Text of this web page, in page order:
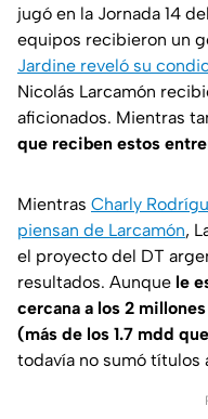
jugó en la Jornada 14
equipos recibieron un
Jardine reveló su
Nicolás Larcamón
aficionados. Mientras
que reciben estos
Mientras Charly
piensan de Larcamón,
el proyecto del DT
resultados. Aunque le
cercana a los 2
(más de los 1.7 mdd
todavía no sumó títulos